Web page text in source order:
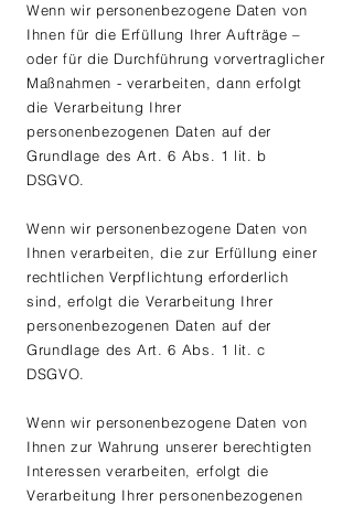
Wenn wir personenbezogene Daten von
Ihnen für die Erfüllung Ihrer Aufträge –
oder für die Durchführung vorvertraglicher
Maßnahmen - verarbeiten, dann erfolgt
die Verarbeitung Ihrer
personenbezogenen Daten auf der
Grundlage des Art. 6 Abs. 1 lit. b
DSGVO.
Wenn wir personenbezogene Daten von
Ihnen verarbeiten, die zur Erfüllung einer
rechtlichen Verpflichtung erforderlich
sind, erfolgt die Verarbeitung Ihrer
personenbezogenen Daten auf der
Grundlage des Art. 6 Abs. 1 lit. c
DSGVO.
Wenn wir personenbezogene Daten von
Ihnen zur Wahrung unserer berechtigten
Interessen verarbeiten, erfolgt die
Verarbeitung Ihrer personenbezogenen